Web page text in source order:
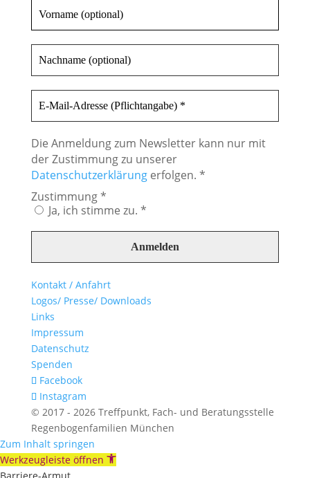
Die Anmeldung zum Newsletter kann nur mit
der Zustimmung zu unserer
Datenschutzerklärungerfolgen. *
Zustimmung*
Ja, ich stimme zu. *
Kontakt / Anfahrt
Logos/ Presse/ Downloads
Links
Impressum
Datenschutz
Spenden
Facebook
Instagram
© 2017 - 2026 Treffpunkt, Fach- und Beratungsstelle
Regenbogenfamilien München
Zum Inhalt springen
Werkzeugleiste öffnen